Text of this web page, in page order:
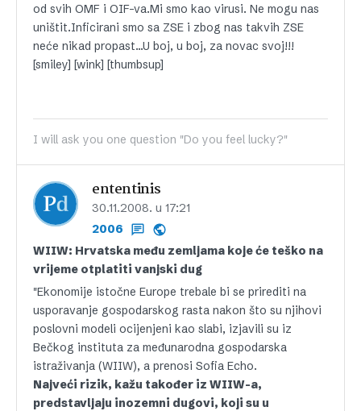
od svih OMF i OIF-va.Mi smo kao virusi. Ne mogu nas
uništit.Inficirani smo sa ZSE i zbog nas takvih ZSE
neće nikad propast…U boj, u boj, za novac svoj!!!
[smiley] [wink] [thumbsup]
I will ask you one question "Do you feel lucky?"
ententinis
30.11.2008. u 17:21
2006
WIIW: Hrvatska među zemljama koje će teško na
vrijeme otplatiti vanjski dug
"Ekonomije istočne Europe trebale bi se prirediti na
usporavanje gospodarskog rasta nakon što su njihovi
poslovni modeli ocijenjeni kao slabi, izjavili su iz
Bečkog instituta za međunarodna gospodarska
istraživanja (WIIW), a prenosi Sofia Echo.
Najveći rizik, kažu također iz WIIW-a,
predstavljaju inozemni dugovi, koji su u